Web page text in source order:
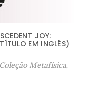
JOY:
EM INGLÊS)
Coleção Metafísica,